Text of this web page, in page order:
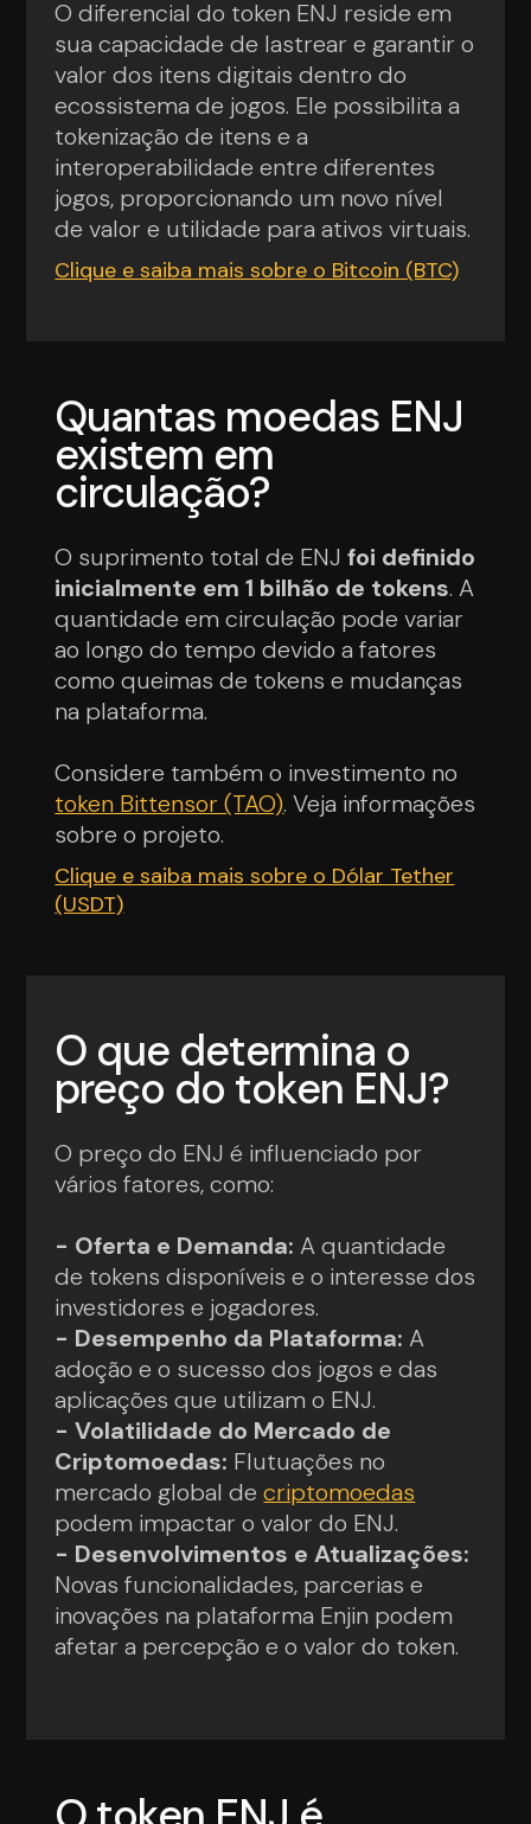
O diferencial do token ENJ reside em
sua capacidade de lastrear e garantir o
valor dos itens digitais dentro do
ecossistema de jogos. Ele possibilita a
tokenização de itens e a
interoperabilidade entre diferentes
jogos, proporcionando um novo nível
de valor e utilidade para ativos virtuais.
Clique e saiba mais sobre o Bitcoin (BTC)
Quantas moedas ENJ
existem em
circulação?
O suprimento total de ENJfoi definido
inicialmente em 1 bilhão de tokens. A
quantidade em circulação pode variar
ao longo do tempo devido a fatores
como queimas de tokens e mudanças
na plataforma.
Considere também o investimento no
token Bittensor (TAO). Veja informações
sobre o projeto.
Clique e saiba mais sobre o Dólar Tether
(USDT)
O que determina o
preço do token ENJ?
O preço do ENJ é influenciado por
vários fatores, como:
- Oferta e Demanda: A quantidade
de tokens disponíveis e o interesse dos
investidores e jogadores.
- Desempenho da Plataforma: A
adoção e o sucesso dos jogos e das
aplicações que utilizam o ENJ.
- Volatilidade do Mercado de
Criptomoedas: Flutuações no
mercado global decriptomoedas
podem impactar o valor do ENJ.
- Desenvolvimentos e Atualizações:
Novas funcionalidades, parcerias e
inovações na plataforma Enjin podem
afetar a percepção e o valor do token.